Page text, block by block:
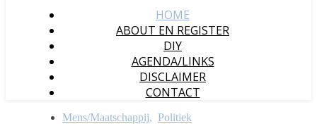
HOME
ABOUT EN REGISTER
DIY
AGENDA/LINKS
DISCLAIMER
CONTACT
Mens/Maatschappij, Politiek